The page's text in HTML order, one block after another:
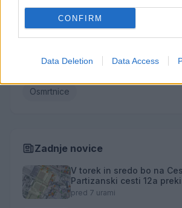
CONFIRM
Data Deletion Data Access
Kategorije
Osmrtnice
Zadnje novice
V torek in sredo bo na
Partizanski cesti 12a
toplotne energije
pred 7 urami